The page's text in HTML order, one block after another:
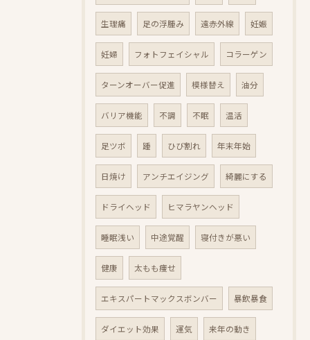
生理痛 足の浮腫み 遠赤外線 妊娠
妊婦 フォトフェイシャル コラーゲン
ターンオーバー促進 模様替え 油分
バリア機能 不調 不眠 温活
足ツボ 踵 ひび割れ 年末年始
日焼け アンチエイジング 綺麗にする
ドライヘッド ヒマラヤンヘッド
睡眠浅い 中途覚醒 寝付きが悪い
健康 太もも痩せ
エキスパートマックスボンバー 暴飲暴食
ダイエット効果 運気 来年の動き